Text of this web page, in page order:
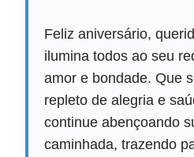
Feliz aniversário,
ilumina todos ao seu
amor e bondade. Que
repleto de alegria e
continue abençoando
caminhada, trazendo